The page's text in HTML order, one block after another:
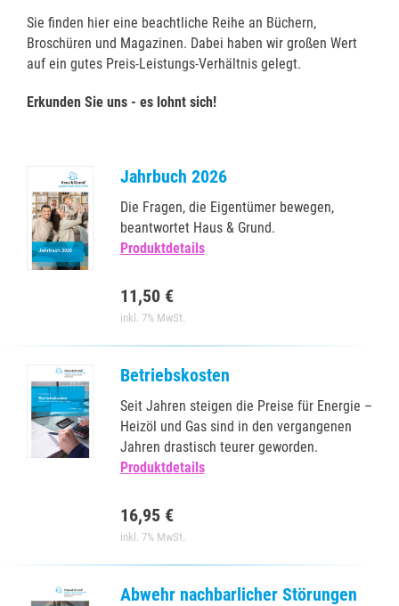
Sie finden hier eine beachtliche Reihe an Büchern,
Broschüren und Magazinen. Dabei haben wir großen Wert
auf ein gutes Preis-Leistungs-Verhältnis gelegt.
Erkunden Sie uns - es lohnt sich!
Jahrbuch 2026
Die Fragen, die Eigentümer bewegen,
beantwortet Haus & Grund.
Produktdetails
11,50 €
inkl. 7% MwSt.
Betriebskosten
Seit Jahren steigen die Preise für Energie –
Heizöl und Gas sind in den vergangenen
Jahren drastisch teurer geworden.
Produktdetails
16,95 €
inkl. 7% MwSt.
Abwehr nachbarlicher Störungen